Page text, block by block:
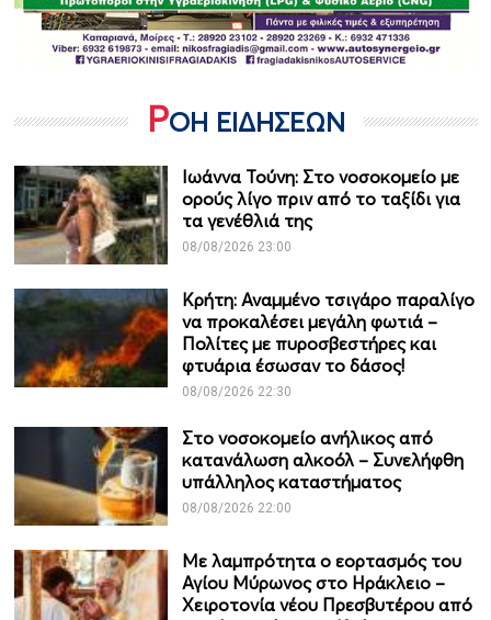
ΡΟΗ ΕΙΔΗΣΕΩΝ
Ιωάννα Τούνη: Στο νοσοκομείο με
ορούς λίγο πριν από το ταξίδι για
τα γενέθλιά της
08/08/2026 23:00
Κρήτη: Αναμμένο τσιγάρο παραλίγο
να προκαλέσει μεγάλη φωτιά –
Πολίτες με πυροσβεστήρες και
φτυάρια έσωσαν το δάσος!
08/08/2026 22:30
Στο νοσοκομείο ανήλικος από
κατανάλωση αλκοόλ – Συνελήφθη
υπάλληλος καταστήματος
08/08/2026 22:00
Με λαμπρότητα ο εορτασμός του
Αγίου Μύρωνος στο Ηράκλειο –
Χειροτονία νέου Πρεσβυτέρου από